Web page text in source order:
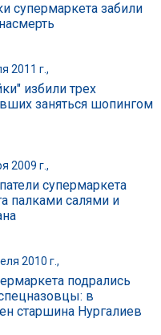
супермаркета забили
2011 г.,
избили трех
заняться шопингом
2009 г.,
супермаркета
палками салями и
2010 г.,
подрались
в
старшина Нургалиев